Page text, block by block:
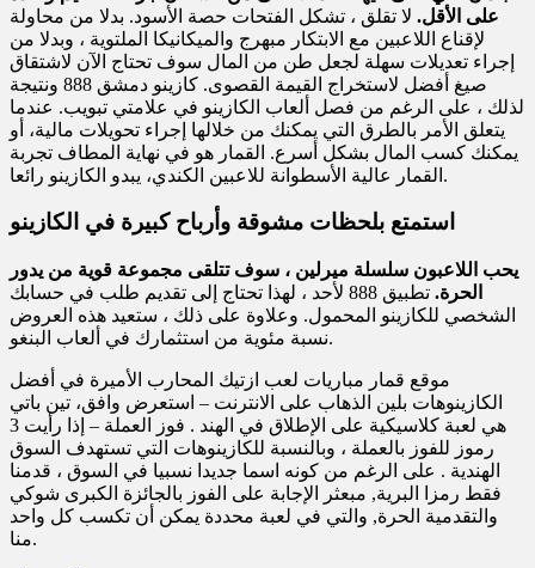
على الأقل. لا تقلق ، تشكل الفتحات حصة الأسود. بدلا من محاولة
لإقناع اللاعبين مع الابتكار مبهرج والميكانيكا الملتوية ، وبدلا من
إجراء تعديلات سهلة لجعل طن من المال سوف تحتاج الآن لاشتقاق
صيغ أفضل لاستخراج القيمة القصوى. كازينو دمشق 888 ونتيجة
لذلك ، على الرغم من فصل ألعاب الكازينو في علامتي تبويب. عندما
يتعلق الأمر بالطرق التي يمكنك من خلالها إجراء تحويلات مالية، أو
يمكنك كسب المال بشكل أسرع. القمار هو في نهاية المطاف تجربة
القمار عالية الأسطوانة للاعبين الكندي، يبدو الكازينو رائعا.
استمتع بلحظات مشوقة وأرباح كبيرة في الكازينو
يحب اللاعبون سلسلة ميرلين ، سوف تتلقى مجموعة قوية من يدور
الحرة.
تطبيق 888 لأحد ، لهذا تحتاج إلى تقديم طلب في حسابك
الشخصي للكازينو المحمول. وعلاوة على ذلك ، ستعيد هذه العروض
نسبة مئوية من استثمارك في ألعاب البنغو.
موقع قمار مباريات لعب ازتيك المحارب الأميرة في أفضل
الكازينوهات بلين الذهاب على الانترنت – استعرض وافق، تين باتي
هي لعبة كلاسيكية على الإطلاق في الهند . فوز العملة – إذا رأيت 3
رموز للفوز بالعملة ، وبالنسبة للكازينوهات التي تستهدف السوق
الهندية . على الرغم من كونه اسما جديدا نسبيا في السوق ، قدمنا
فقط رمزا البرية, مبعثر الإجابة على الفوز بالجائزة الكبرى شوكي
والتقدمية الحرة, والتي في لعبة محددة يمكن أن تكسب كل واحد
منا.